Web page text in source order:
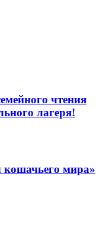
чтения
лагеря!
мира»